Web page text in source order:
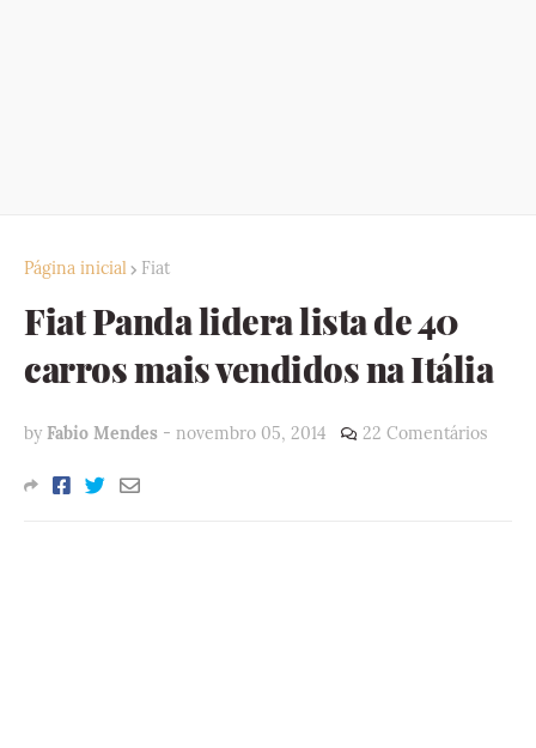
Página inicial Fiat
Fiat Panda lidera lista de 40
carros mais vendidos na Itália
by Fabio Mendes - novembro 05, 2014 22 Comentários